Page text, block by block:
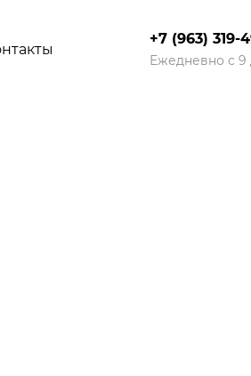
+7 (963) 319-
Ежедневно с 9